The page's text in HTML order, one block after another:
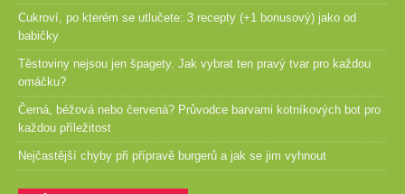
Cukroví, po kterém se utlučete: 3 recepty (+1 bonusový) jako od
babičky
Těstoviny nejsou jen špagety. Jak vybrat ten pravý tvar pro každou
omáčku?
Černá, béžová nebo červená? Průvodce barvami kotníkových bot pro
každou příležitost
Nejčastější chyby při přípravě burgerů a jak se jim vyhnout